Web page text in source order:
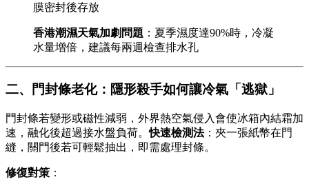
膜密封後存放
香港潮濕天氣加劇問題 ：夏季濕度達90%時，冷凝
水量增倍，建議每兩週檢查排水孔
二、門封條老化：隱形殺手如何讓冷氣「逃獄」
門封條若變形或磁性減弱，外界熱空氣侵入會使冰箱內結霜加
速，融化後超過接水盤負荷。快速檢測法：夾一張紙幣在門
縫，關門後若可輕鬆抽出，即需處理封條。
修復對策 ：